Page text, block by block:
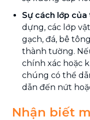
Sự cách lớp của
dựng, các lớp
gạch, đá, bê
thành tường.
chính xác hoặc
chúng có thể
dẫn đến nứt
Nhận biết